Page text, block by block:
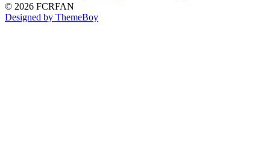
© 2026 FCRFAN
Designed by ThemeBoy